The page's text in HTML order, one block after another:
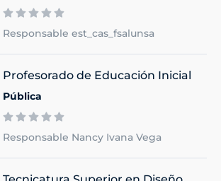
Responsable est_cas_fsalunsa
Profesorado de Educación Inicial
Pública
Responsable Nancy Ivana Vega